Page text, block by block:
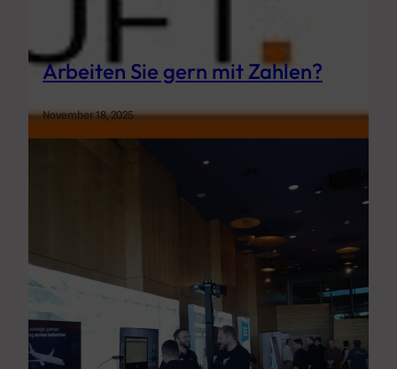
Arbeiten Sie gern mit Zahlen?
November 18, 2025